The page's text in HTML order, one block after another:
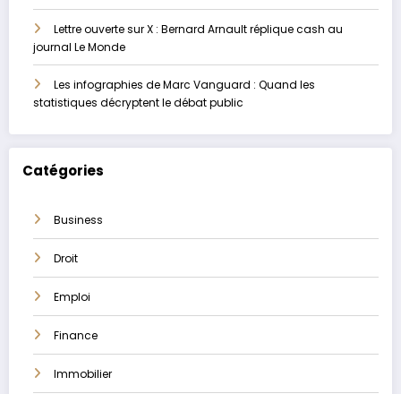
Lettre ouverte sur X : Bernard Arnault réplique cash au
journal Le Monde
Les infographies de Marc Vanguard : Quand les
statistiques décryptent le débat public
Catégories
Business
Droit
Emploi
Finance
Immobilier